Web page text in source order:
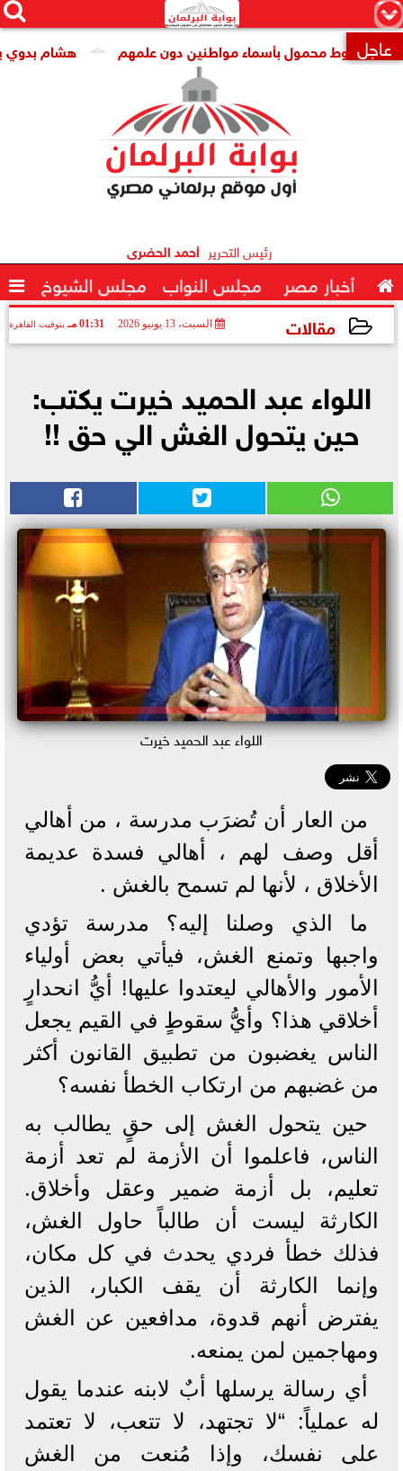
×


 عاجل هشام بدوي يهنئ محمول بأسماء مواطنين دون علمهم
رئيس التحرير أحمد الحضرى
 أخبار مصر مجلس النواب مجلس الشيوخ 
مقالات السبت، 13 يونيو 2026 01:31 مـ بتوقيت القاهرة
اللواء عبد الحميد خيرت يكتب:
حين يتحول الغش الي حق !!
اللواء عبد الحميد خيرت
من العار أن تُضرَب مدرسة ، من أهالي
أقل وصف لهم ، أهالي فسدة عديمة
الأخلاق ، لأنها لم تسمح بالغش .
ما الذي وصلنا إليه؟ مدرسة تؤدي
واجبها وتمنع الغش، فيأتي بعض أولياء
الأمور والأهالي ليعتدوا عليها! أيُّ انحدارٍ
أخلاقي هذا؟ وأيُّ سقوطٍ في القيم يجعل
الناس يغضبون من تطبيق القانون أكثر
من غضبهم من ارتكاب الخطأ نفسه؟
حين يتحول الغش إلى حقٍ يطالب به
الناس، فاعلموا أن الأزمة لم تعد أزمة
تعليم، بل أزمة ضمير وعقل وأخلاق.
الكارثة ليست أن طالباً حاول الغش،
فذلك خطأ فردي يحدث في كل مكان،
وإنما الكارثة أن يقف الكبار، الذين
يفترض أنهم قدوة، مدافعين عن الغش
ومهاجمين لمن يمنعه.
أي رسالة يرسلها أبٌ لابنه عندما يقول
له عملياً: “لا تجتهد، لا تتعب، لا تعتمد
على نفسك، وإذا مُنعت من الغش